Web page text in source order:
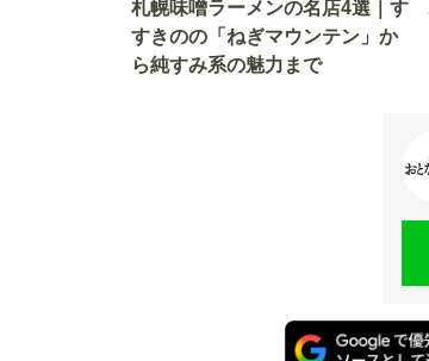
札幌味噌ラーメンの名店4選｜す
すきのの「ねぎマウンテン」か
ら純すみ系の魅力まで